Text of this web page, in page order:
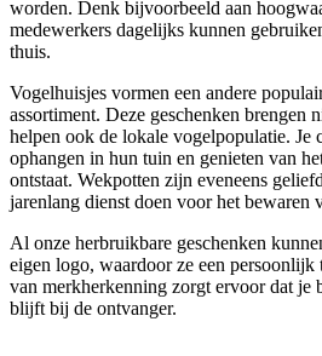
worden. Denk bijvoorbeeld aan
medewerkers dagelijks kunnen
thuis.
Vogelhuisjes vormen een andere
assortiment. Deze geschenken brengen
helpen ook de lokale vogelpopulatie. Je
ophangen in hun tuin en genieten van
ontstaat. Wekpotten zijn eveneens
jarenlang dienst doen voor het bewaren
Al onze herbruikbare geschenken
eigen logo, waardoor ze een
van merkherkenning zorgt ervoor dat je
blijft bij de ontvanger.